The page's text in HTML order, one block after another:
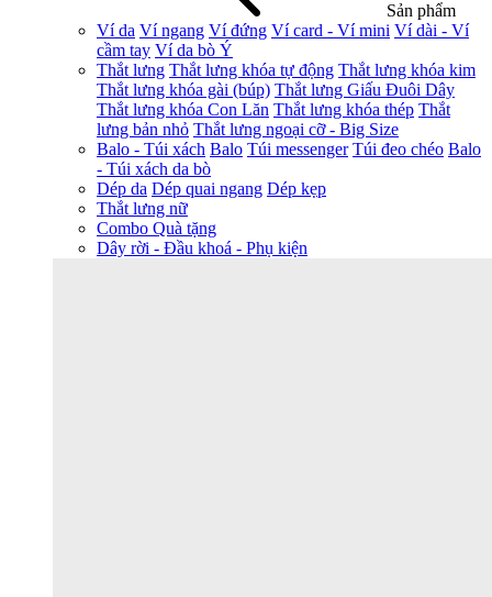
Sản phẩm
Ví da Ví ngang Ví đứng Ví card - Ví mini Ví dài - Ví
cầm tay Ví da bò Ý
Thắt lưng Thắt lưng khóa tự động Thắt lưng khóa kim
Thắt lưng khóa gài (búp) Thắt lưng Giấu Đuôi Dây
Thắt lưng khóa Con Lăn Thắt lưng khóa thép Thắt
lưng bản nhỏ Thắt lưng ngoại cỡ - Big Size
Balo - Túi xách Balo Túi messenger Túi đeo chéo Balo
- Túi xách da bò
Dép da Dép quai ngang Dép kẹp
Thắt lưng nữ
Combo Quà tặng
Dây rời - Đầu khoá - Phụ kiện